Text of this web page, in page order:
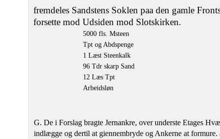
fremdeles Sandstens Soklen paa den gamle
forsette mod Udsiden mod Slotskirken.
5000 fls. Msteen
Tpt og Abdspenge
1 Læst Steenkalk
96 Tdr skarp Sand
12 Læs Tpt
Arbeidsløn
G. De i Forslag bragte Jernankre, over underste Etages
indlægge og dertil at giennembryde og Ankerne at formure.